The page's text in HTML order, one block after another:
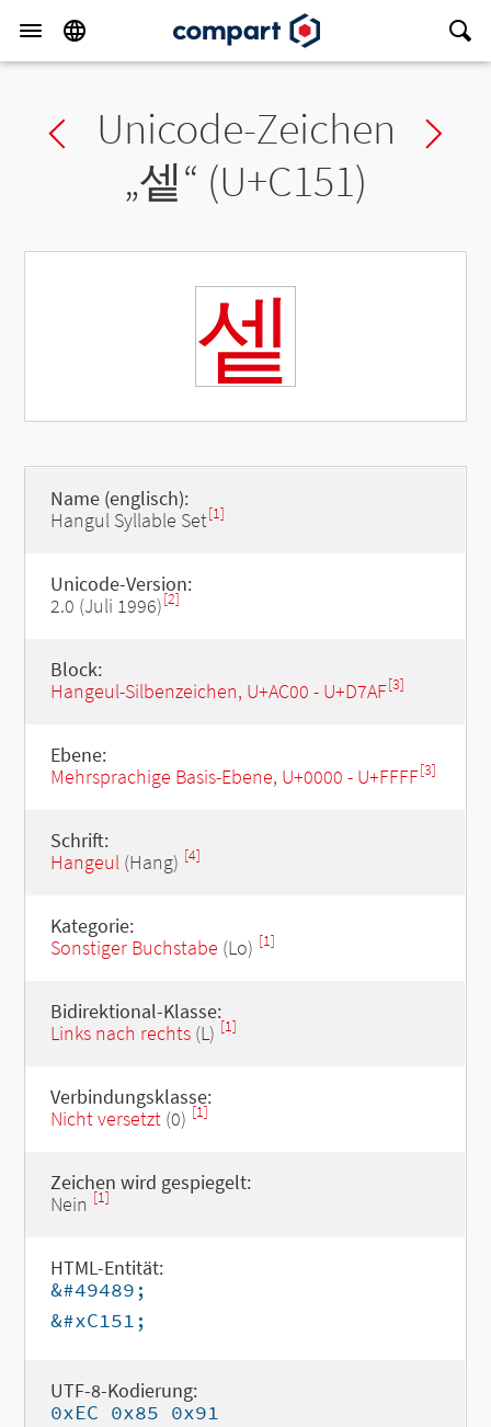
Previous char
Unicode-Zeichen
„셑“ (U+C151)
셑
Name (englisch):
Hangul Syllable Set[1]
Unicode-Version:
2.0 (Juli 1996)[2]
Block:
Hangeul-Silbenzeichen, U+AC00 - U+D7AF[3]
Ebene:
Mehrsprachige Basis-Ebene, U+0000 - U+FFFF[3]
Schrift:
Hangeul(Hang) [4]
Kategorie:
Sonstiger Buchstabe (Lo) [1]
Bidirektional-Klasse:
Links nach rechts(L) [1]
Verbindungsklasse:
Nicht versetzt(0) [1]
Zeichen wird gespiegelt:
Nein [1]
HTML-Entität:
&#49489;
&#xC151;
UTF-8-Kodierung:
0xEC 0x85 0x91